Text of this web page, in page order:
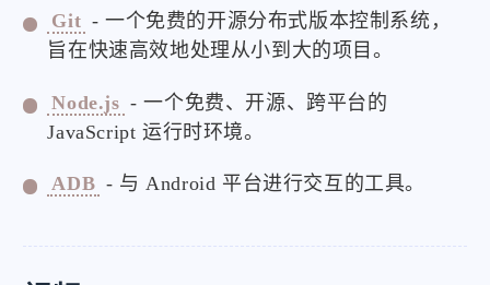
Git - 一个免费的开源分布式版本控制系统，
旨在快速高效地处理从小到大的项目。
Node.js - 一个免费、开源、跨平台的
JavaScript 运行时环境。
ADB - 与 Android 平台进行交互的工具。